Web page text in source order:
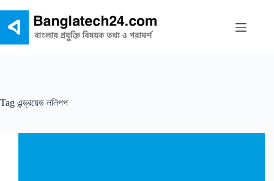
content
Tag এন্ড্রয়েড ললিপপ